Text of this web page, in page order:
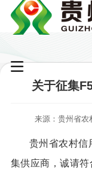
关于征集
来源：贵州省农
贵州省农村信
集供应商，诚请